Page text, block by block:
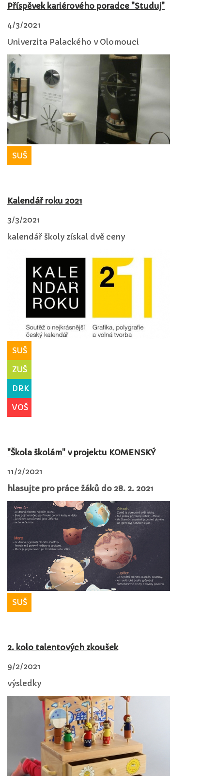
Příspěvek kariérového poradce "Studuj"
4/3/2021
Univerzita Palackého v Olomouci
SUŠ
Kalendář roku 2021
3/3/2021
kalendář školy získal dvě ceny
SUŠ
ZUŠ
DRK
VOŠ
"Škola školám" v projektu KOMENSKÝ
11/2/2021
hlasujte pro práce žáků do 28. 2. 2021
SUŠ
2. kolo talentových zkoušek
9/2/2021
výsledky